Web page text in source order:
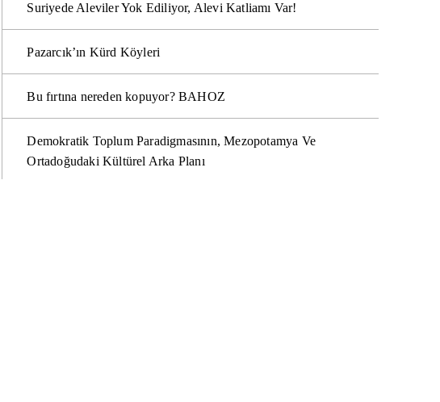
Suriyede Aleviler Yok Ediliyor, Alevi Katliamı Var!
Pazarcık’ın Kürd Köyleri
Bu fırtına nereden kopuyor? BAHOZ
Demokratik Toplum Paradigmasının, Mezopotamya Ve
Ortadoğudaki Kültürel Arka Planı